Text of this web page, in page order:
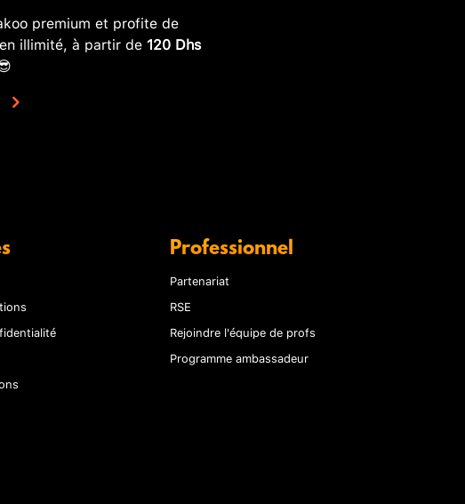
premium et profite de
illimité, à partir de 120 Dhs
Professionnel
Partenariat
RSE
Rejoindre l'équipe de profs
Programme ambassadeur